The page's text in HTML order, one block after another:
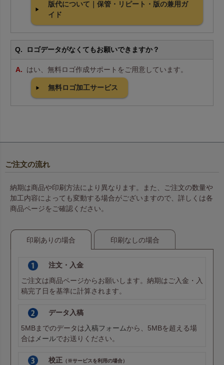
版代について｜保管・リピート・版の兼用ガ
イド
ロゴデータがなくてもお願いできますか？
はい、無料ロゴ作成サポートをご用意しています。
無料ロゴ加工サービス
ご注文の流れ
納期は商品や印刷方法により異なります。また、ご注文の数量や
加工内容によっても変動する場合がございますので、詳しくは各
商品ページをご確認ください。
印刷ありの場合 印刷なしの場合
注文・入金
ご注文は商品ページからお願いします。納期はご入金・入
稿完了日を基準に計算されます。
データ入稿
5MBまでのデータは 入稿フォームから、5MBを超える場
合は メールでお送りください。
校正（※サービスを利用の場合）